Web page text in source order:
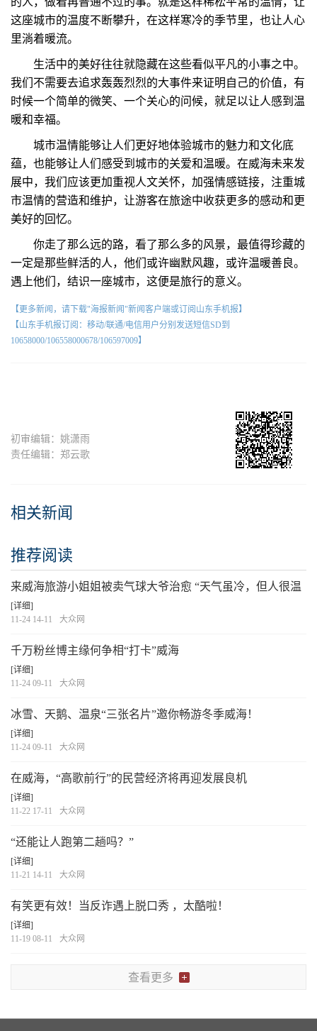
这座城市的温度不断攀升，在这样寒冷的季节里，也让人心
里淌着暖流。
生活中的美好往往就隐藏在这些看似平凡的小事之中。
我们不需要去追求轰轰烈烈的大事件来证明自己的价值，有
时候一个简单的微笑、一个关心的问候，就足以让人感到温
暖和幸福。
城市温情能够让人们更好地体验城市的魅力和文化底
蕴，也能够让人们感受到城市的关爱和温暖。在威海未来发
展中，我们应该更加重视人文关怀，加强情感链接，注重城
市温情的营造和维护，让游客在旅途中收获更多的感动和更
美好的回忆。
你走了那么远的路，看了那么多的风景，最值得珍藏的
一定是那些鲜活的人，他们或许幽默风趣，或许温暖善良。
遇上他们，结识一座城市，这便是旅行的意义。
【更多新闻，请下载"海报新闻"新闻客户端或订阅山东手机报】
【山东手机报订阅：移动/联通/电信用户分别发送短信SD到
10658000/106558000678/106597009】
初审编辑：姚潇雨
责任编辑：郑云歌
相关新闻
推荐阅读
来威海旅游小姐姐被卖气球大爷治愈 “天气虽冷，但人很温
暖”
[详细]
11-24 14-11
大众网
千万粉丝博主缘何争相“打卡”威海
[详细]
11-24 09-11
大众网
冰雪、天鹅、温泉“三张名片”邀你畅游冬季威海！
[详细]
11-24 09-11
大众网
在威海，“高歌前行”的民营经济将再迎发展良机
[详细]
11-22 17-11
大众网
“还能让人跑第二趟吗？”
[详细]
11-21 14-11
大众网
有笑更有效！当反诈遇上脱口秀 ，太酷啦！
[详细]
11-19 08-11
大众网
查看更多